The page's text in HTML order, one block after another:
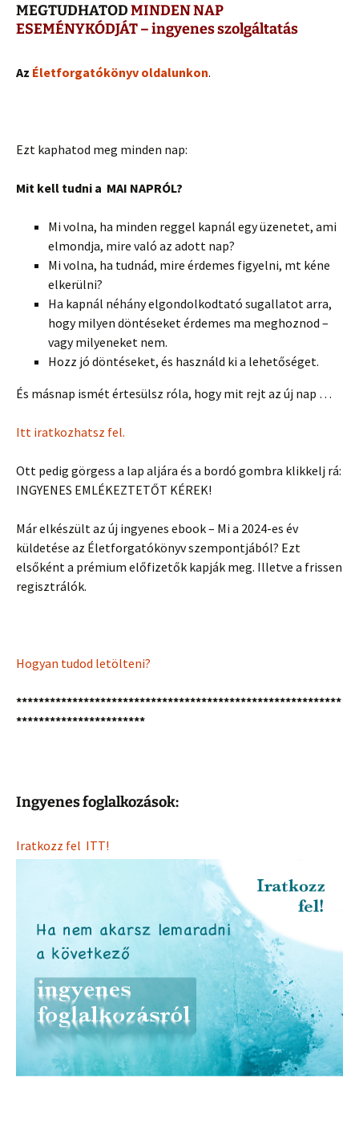
MEGTUDHATODMINDEN NAP
ESEMÉNYKÓDJÁT – ingyenes szolgáltatás
Az Életforgatókönyv oldalunkon.
Ezt kaphatod meg minden nap:
Mit kell tudni a MAI NAPRÓL?
Mi volna, ha minden reggel kapnál egy üzenetet, ami
elmondja, mire való az adott nap?
Mi volna, ha tudnád, mire érdemes figyelni, mt kéne
elkerülni?
Ha kapnál néhány elgondolkodtató sugallatot arra,
hogy milyen döntéseket érdemes ma meghoznod –
vagy milyeneket nem.
Hozz jó döntéseket, és használd ki a lehetőséget.
És másnap ismét értesülsz róla, hogy mit rejt az új nap …
Itt iratkozhatsz fel.
Ott pedig görgess a lap aljára és a bordó gombra klikkelj rá:
INGYENES EMLÉKEZTETŐT KÉREK!
Már elkészült az új ingyenes ebook – Mi a 2024-es év
küldetése az Életforgatókönyv szempontjából? Ezt
elsőként a prémium előfizetők kapják meg. Illetve a frissen
regisztrálók.
Hogyan tudod letölteni?
**********************************************************
***********************
Ingyenes foglalkozások:
Iratkozz fel ITT!